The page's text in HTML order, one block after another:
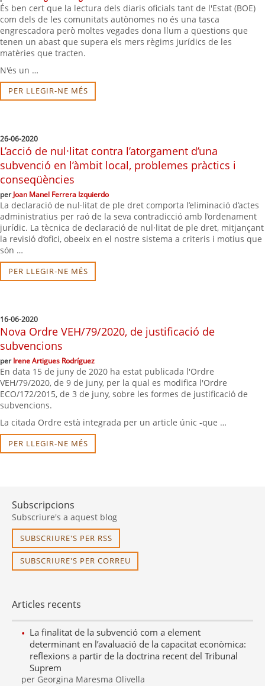
És ben cert que la lectura dels diaris oficials tant de l'Estat (BOE)
com dels de les comunitats autònomes no és una tasca
engrescadora però moltes vegades dona llum a qüestions que
tenen un abast que supera els mers règims jurídics de les
matèries que tracten.
N'és un …
PER LLEGIR-NE MÉS
26-06-2020
L’acció de nul·litat contra l’atorgament d’una
subvenció en l’àmbit local, problemes pràctics i
conseqüències
perJoan Manel Ferrera Izquierdo
La declaració de nul·litat de ple dret comporta l’eliminació d’actes
administratius per raó de la seva contradicció amb l’ordenament
jurídic. La tècnica de declaració de nul·litat de ple dret, mitjançant
la revisió d’ofici, obeeix en el nostre sistema a criteris i motius que
són …
PER LLEGIR-NE MÉS
16-06-2020
Nova Ordre VEH/79/2020, de justificació de
subvencions
perIrene Artigues Rodríguez
En data 15 de juny de 2020 ha estat publicada l'Ordre
VEH/79/2020, de 9 de juny, per la qual es modifica l'Ordre
ECO/172/2015, de 3 de juny, sobre les formes de justificació de
subvencions.
La citada Ordre està integrada per un article únic -que …
PER LLEGIR-NE MÉS
Subscripcions
Subscriure's a aquest blog
SUBSCRIURE'S PER RSS
SUBSCRIURE'S PER CORREU
Articles recents
La finalitat de la subvenció com a element
determinant en l’avaluació de la capacitat econòmica:
reflexions a partir de la doctrina recent del Tribunal
Suprem
per Georgina Maresma Olivella